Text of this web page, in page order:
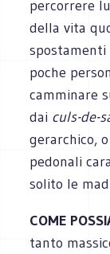
percorrere
della vita
spostamenti
poche
camminare
dai culs-de-
gerarchico,
pedonali
solito le
COME
tanto